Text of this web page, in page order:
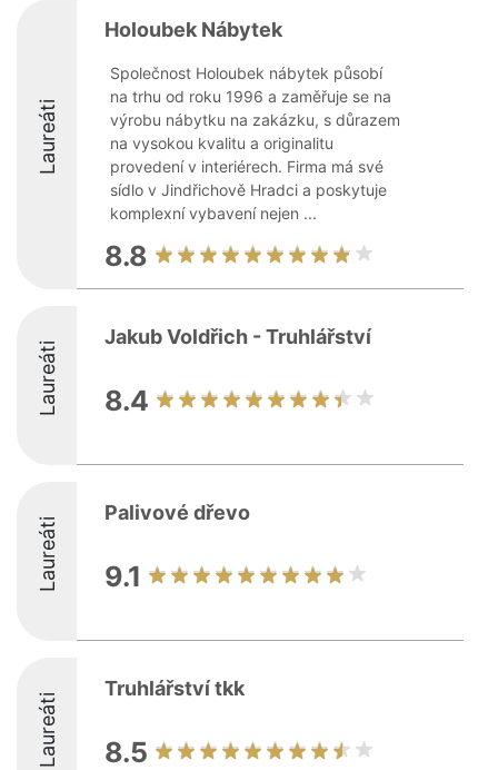
Laureáti
Holoubek Nábytek
Společnost Holoubek nábytek působí
na trhu od roku 1996 a zaměřuje se na
výrobu nábytku na zakázku, s důrazem
na vysokou kvalitu a originalitu
provedení v interiérech. Firma má své
sídlo v Jindřichově Hradci a poskytuje
komplexní vybavení nejen ...
8.8
Laureáti
Jakub Voldřich - Truhlářství
8.4
Laureáti
Palivové dřevo
9.1
Laureáti
Truhlářství tkk
8.5